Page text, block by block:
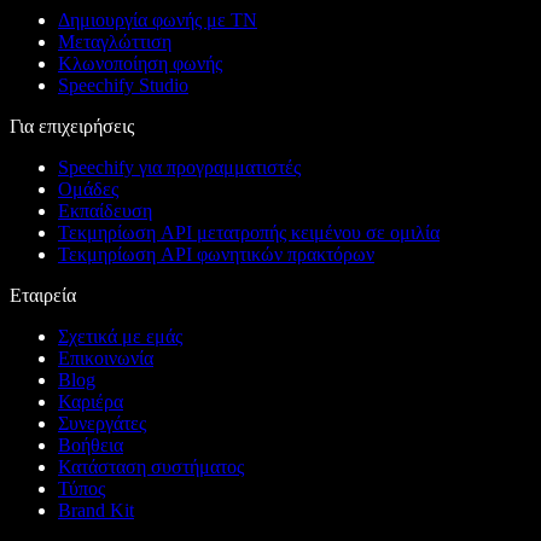
Δημιουργία φωνής με ΤΝ
Μεταγλώττιση
Κλωνοποίηση φωνής
Speechify Studio
Για επιχειρήσεις
Speechify για προγραμματιστές
Ομάδες
Εκπαίδευση
Τεκμηρίωση API μετατροπής κειμένου σε ομιλία
Τεκμηρίωση API φωνητικών πρακτόρων
Εταιρεία
Σχετικά με εμάς
Επικοινωνία
Blog
Καριέρα
Συνεργάτες
Βοήθεια
Κατάσταση συστήματος
Τύπος
Brand Kit